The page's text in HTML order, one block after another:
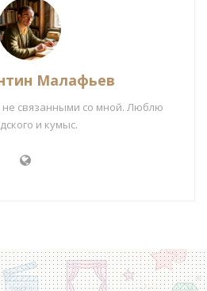
Малафьев
связанными со мной. Люблю
и кумыс.